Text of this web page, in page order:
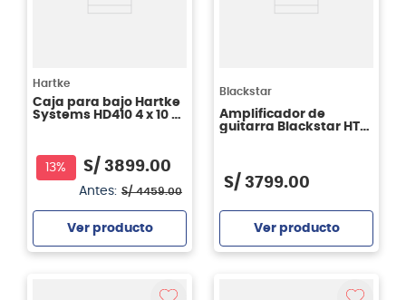
Hartke
Caja para bajo Hartke
Systems HD410 4 x 10 -
13% S/ 3899.00
Antes: S/ 4459.00
Ver producto
Blackstar
Amplificador de
guitarra Blackstar HT-
S/ 3799.00
Ver producto